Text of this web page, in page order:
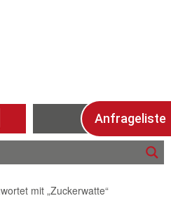
Anfrageliste
mit „Zuckerwatte“